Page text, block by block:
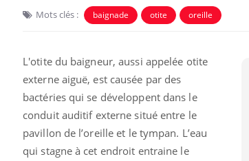
Mots clés : baignade otite oreille
L'otite du baigneur, aussi appelée otite
externe aiguë, est causée par des
bactéries qui se développent dans le
conduit auditif externe situé entre le
pavillon de l’oreille et le tympan. L’eau
qui stagne à cet endroit entraine le
normal ou signe d’une
maladie ?